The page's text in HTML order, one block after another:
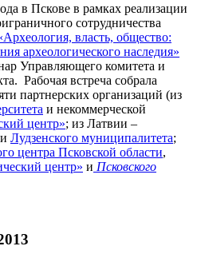
в Пскове в рамках реализации
сотрудничества
власть, общество:
археологического наследия»
Управляющего комитета и
Рабочая встреча собрала
партнерских организаций (из
и некоммерческой
центр»; из Латвии –
и Лудзенского муниципалитета;
центра Псковской области,
центр» и Псковского